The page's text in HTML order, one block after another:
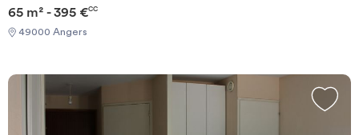
Garantie Visale obligatoirement et une assurance habitation+++
[ENG] CHECK-IN CAN ONLY BE DONE ON WEEKDAYS AND
NOT AT WEEKENDS +++You must provide a Visale Guarantee
65 m² - 395 €CC
49000 Angers